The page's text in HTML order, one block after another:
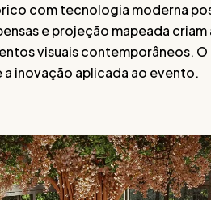
com tecnologia moderna
e projeção mapeada
visuais contemporâneos.
inovação aplicada ao evento.